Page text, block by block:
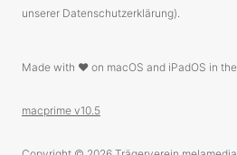
unserer Datenschutzerklärung).
Made with ❤️ on macOS and iPadOS in
macprime v10.5